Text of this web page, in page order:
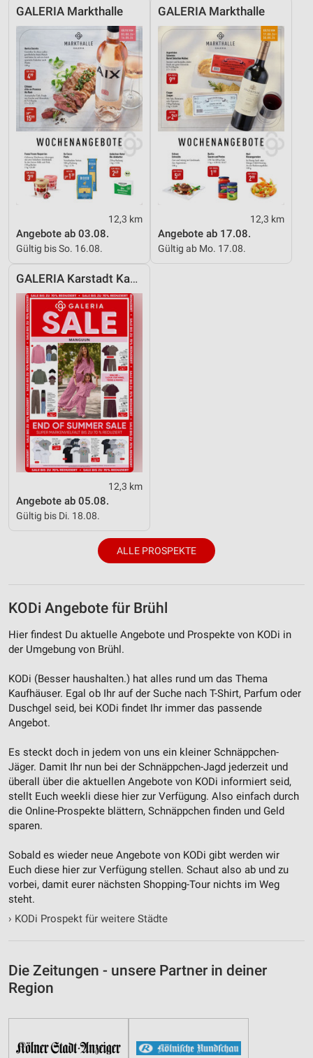
GALERIA Markthalle
12,3 km
Angebote ab 03.08.
Gültig bis So. 16.08.
GALERIA Markthalle
12,3 km
Angebote ab 17.08.
Gültig ab Mo. 17.08.
GALERIA Karstadt Kaufhof
12,3 km
Angebote ab 05.08.
Gültig bis Di. 18.08.
ALLE PROSPEKTE
KODi Angebote für Brühl
Hier findest Du aktuelle Angebote und Prospekte von KODi in
der Umgebung von Brühl.
KODi (Besser haushalten.) hat alles rund um das Thema
Kaufhäuser. Egal ob Ihr auf der Suche nach T-Shirt, Parfum oder
Duschgel seid, bei KODi findet Ihr immer das passende
Angebot.
Es steckt doch in jedem von uns ein kleiner Schnäppchen-
Jäger. Damit Ihr nun bei der Schnäppchen-Jagd jederzeit und
überall über die aktuellen Angebote von KODi informiert seid,
stellt Euch weekli diese hier zur Verfügung. Also einfach durch
die Online-Prospekte blättern, Schnäppchen finden und Geld
sparen.
Sobald es wieder neue Angebote von KODi gibt werden wir
Euch diese hier zur Verfügung stellen. Schaut also ab und zu
vorbei, damit eurer nächsten Shopping-Tour nichts im Weg
steht.
› KODi Prospekt für weitere Städte
Die Zeitungen - unsere Partner in deiner
Region
personalisierter Werbung
Erstellung von Profilen zur Personalisierung
von Inhalten
Verwendung von Profilen zur Auswahl
personalisierter Inhalte
Messung der Werbeleistung
Messung der Performance von Inhalten
Analyse von Zielgruppen durch Statistiken oder
Kombinationen von Daten aus verschiedenen
Quellen
Entwicklung und Verbesserung der Angebote
IAB-Besonderheiten:
Verwendung genauer Standortdaten
Geräte anhand von aktiv angeforderten
Informationen identifizieren
Nicht-IAB-Verarbeitungszwecke:
Notwendig
Performance
Funktional